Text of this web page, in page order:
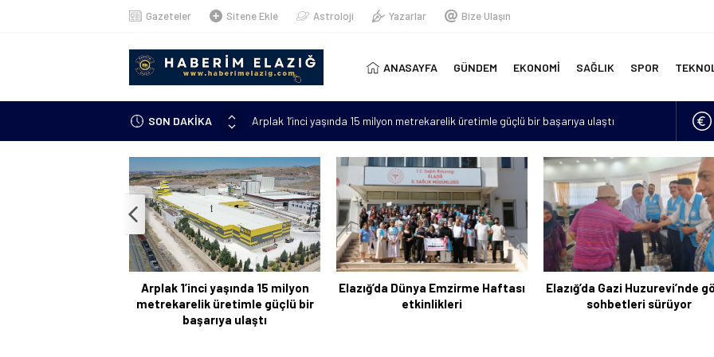
Gazeteler Sitene Ekle Astroloji Yazarlar Bize Ulaşın
ANASAYFA GÜNDEM EKONOMİ SAĞLIK SPOR
SON DAKİKA
Elazığ’da çöp konteynerinde yeni doğmuş bebek bulundu
Meteorolojiden uyarı: “Hava sıcaklıkları mevsim normallerinin 4 ila 6 derece üzerine
çıkacak”
Metan gazından şehit olan asker sayısı 12’ye yükseldi
Kanser hastası annesi için 6 bin kilometre geldi: Tercüman bulamadığı için Türkçe
kursuna yazıldı
Arplak 1’inci yaşında 15 milyon
metrekarelik üretimle güçlü bir
başarıya ulaştı
Elazığ’da Dünya Emzirme Haftası
etkinlikleri
Elazığ’da Gazi Huzurevi’nde
sohbetleri sürüyor